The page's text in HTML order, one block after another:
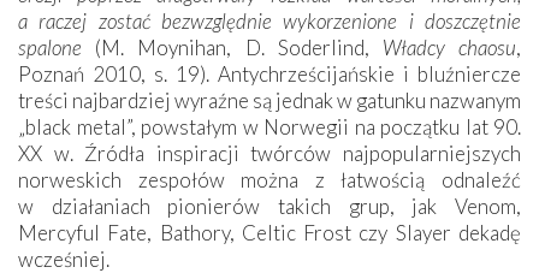
a raczej zostać bezwzględnie wykorzenione i doszczętnie
spalone (M. Moynihan, D. Soderlind, Władcy chaosu,
Poznań 2010, s. 19). Antychrześcijańskie i bluźniercze
treści najbardziej wyraźne są jednak w gatunku nazwanym
„black metal”, powstałym w Norwegii na początku lat 90.
XX w. Źródła inspiracji twórców najpopularniejszych
norweskich zespołów można z łatwością odnaleźć
w działaniach pionierów takich grup, jak Venom,
Mercyful Fate, Bathory, Celtic Frost czy Slayer dekadę
wcześniej.